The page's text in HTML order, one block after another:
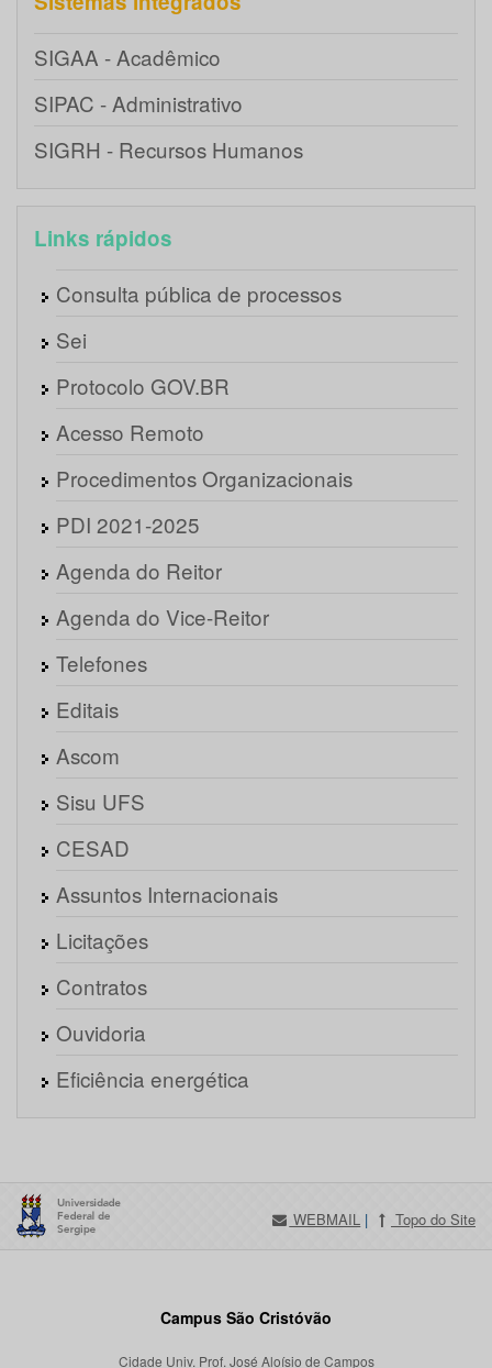
SIGAA - Acadêmico
SIPAC - Administrativo
SIGRH - Recursos Humanos
Links rápidos
Consulta pública de processos
Sei
Protocolo GOV.BR
Acesso Remoto
Procedimentos Organizacionais
PDI 2021-2025
Agenda do Reitor
Agenda do Vice-Reitor
Telefones
Editais
Ascom
Sisu UFS
CESAD
Assuntos Internacionais
Licitações
Contratos
Ouvidoria
Eficiência energética
WEBMAIL | Topo do Site
Campus São Cristóvão
Cidade Univ. Prof. José Aloísio de Campos